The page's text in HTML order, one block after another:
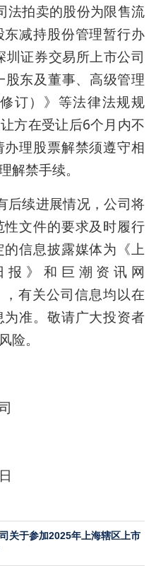
法拍卖的股份为限售流
减持股份管理暂行办
证券交易所上市公司
东及董事、高级管理
订）》等法律法规规
方在受让后6个月内不
理股票解禁须遵守相
解禁手续。
后续进展情况，公司将
文件的要求及时履行
信息披露媒体为《上
》和巨潮资讯网
有关公司信息均以在
准。敬请广大投资者
险。
关于参加2025年上海辖区上市